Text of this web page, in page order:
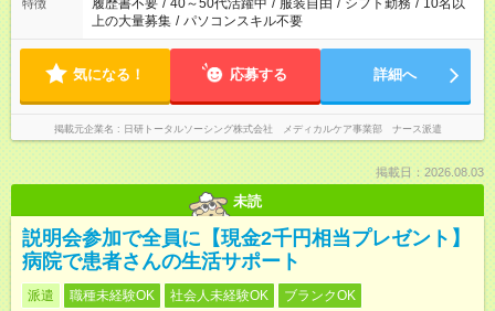
特徴 履歴書不要 / 40～50代活躍中 / 服装自由 / シフト勤務 / 10名以
上の大量募集 / パソコンスキル不要
気になる！ 応募する 詳細へ
掲載元企業名 日研トータルソーシング株式会社 メディカルケア事業部 ナース派遣
掲載日：2026.08.03
未読
説明会参加で全員に【現金2千円相当プレゼント】
病院で患者さんの生活サポート
派遣 職種未経験OK 社会人未経験OK
ブランクOK